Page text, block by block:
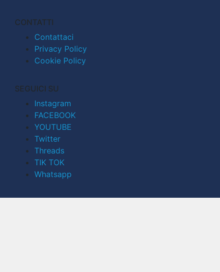
CONTATTI
Contattaci
Privacy Policy
Cookie Policy
SEGUICI SU
Instagram
FACEBOOK
YOUTUBE
Twitter
Threads
TIK TOK
Whatsapp